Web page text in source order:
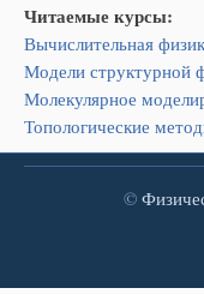
Читаемые курсы:
Вычислительная
Модели структурной
Молекулярное
Топологические
©